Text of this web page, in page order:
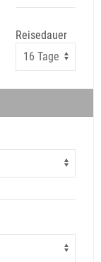
Reisedauer